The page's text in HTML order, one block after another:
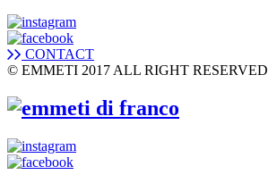
CONTACT
© EMMETI 2017 ALL RIGHT RESERVED